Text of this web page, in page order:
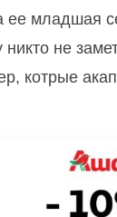
ее младшая
не
котрые